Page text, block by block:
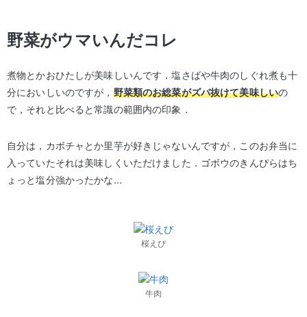
野菜がウマいんだコレ
煮物とかおひたしが美味しいんです．塩さばや牛肉のしぐれ煮も十
分においしいのですが， 野菜類のお総菜がズバ抜けて美味しいの
で，それと比べると常識の範囲内の印象．
自分は，カボチャとか里芋が好きじゃないんですが，このお弁当に
入っていたそれは美味しくいただけました．ゴボウのきんぴらはち
ょっと塩分強かったかな...
桜えび
牛肉